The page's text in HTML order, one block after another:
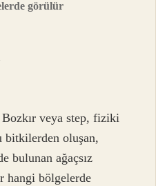
görülür
veya step, fiziki
bitkilerden oluşan,
bulunan ağaçsız
hangi bölgelerde